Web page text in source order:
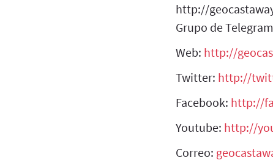
http://
Grupo de
Web: http://
Twitter: http://
Facebook: http://
Youtube: http://
Correo: